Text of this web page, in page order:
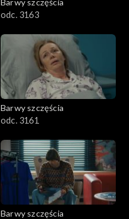
odc. 3163
Barwy szczęścia
odc. 3161
Barwy szczęścia